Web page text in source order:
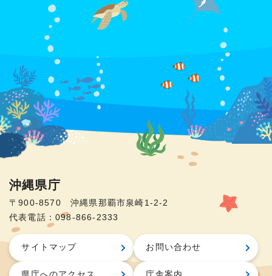
沖縄県庁
〒900-8570 沖縄県那覇市泉崎1-2-2
代表電話：098-866-2333
サイトマップ お問い合わせ